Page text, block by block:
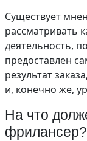
Существует
рассматривать
деятельность,
предоставлен
результат
и, конечно же,
На что
фрилансер?